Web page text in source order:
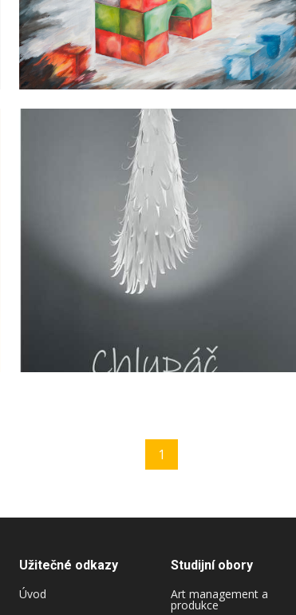
1
Užitečné odkazy
Úvod
Studijní obory
Art management a
produkce